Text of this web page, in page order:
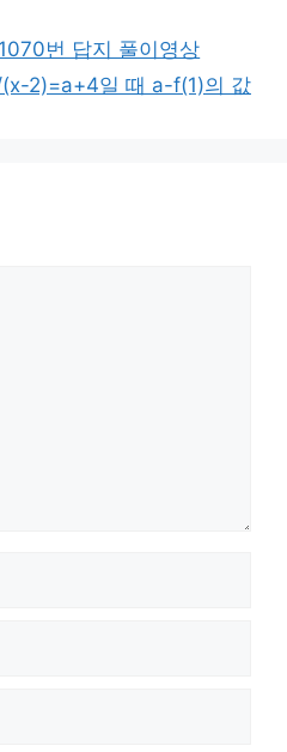
번 답지 풀이영상
2)=a+4일 때 a-f(1)의 값